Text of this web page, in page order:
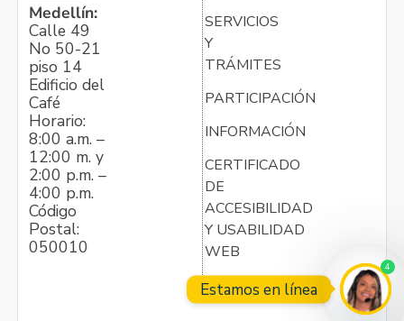
Medellín:
Calle 49
No 50-21
piso 14
Edificio del
Café
Horario:
8:00 a.m. –
12:00 m. y
2:00 p.m. –
4:00 p.m.
Código
Postal:
050010
SERVICIOS
Y
TRÁMITES
PARTICIPACIÓN
INFORMACIÓN
CERTIFICADO
DE
ACCESIBILIDAD
Y USABILIDAD
WEB
Estamos en línea
4